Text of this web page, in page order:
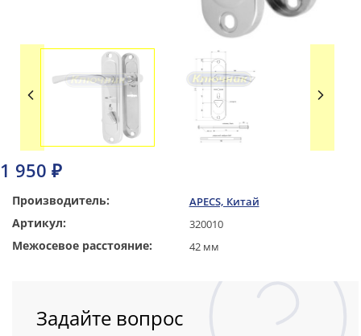
Производитель: APECS, Китай
Артикул: 320010
Межосевое расстояние: 42 мм
1 950 ₽
Задайте вопрос